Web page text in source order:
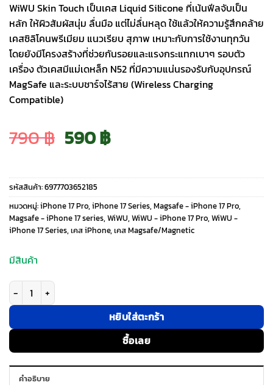
WiWU Skin Touch เป็นเคส Liquid Silicone ที่เน้นฟีลจับเป็น
หลัก ให้ผิวสัมผัสนุ่ม ลื่นมือ แต่ไม่ลื่นหลุด ใช้แล้วให้ความรู้สึกคล้าย
เคสซิลิโคนพรีเมียม แนวเรียบ สุภาพ เหมาะกับการใช้งานทุกวัน
โดยยังมีโครงสร้างที่ช่วยกันรอยและแรงกระแทกเบาๆ รอบตัว
เครื่อง ตัวเคสมีแม่เดหล็ก N52 ที่มีความแน่นรองรับกับอุปกรณ์
MagSafe และระบบชาร์จไร้สาย (Wireless Charging
Compatible)
790฿ Original
price
was:
790 ฿.
590฿Current
price
is:
590 ฿.
รหัสสินค้า:6977703652185
หมวดหมู่:iPhone 17 Pro, iPhone 17 Series, Magsafe - iPhone 17 Pro,
Magsafe - iPhone 17 series, WiWU, WiWU - iPhone 17 Pro, WiWU -
iPhone 17 Series, เคส iPhone, เคส Magsafe/Magnetic
มีสินค้า
จำนวน WiWU รุ่น Skin Touch - เคส iPhone 17 Pro - สี Grey ชิ้น
หยิบใส่ตะกร้า
ซื้อเลย
คำอธิบาย